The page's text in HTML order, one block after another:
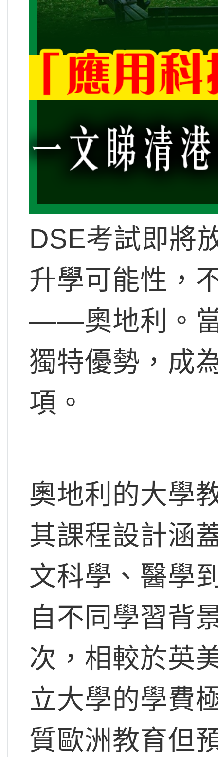
DSE考試即將
升學可能性，
——奧地利。當
獨特優勢，成
項。
奧地利的大學
其課程設計涵
文科學、醫學
自不同學習背
次，相較於英
立大學的學費
質歐洲教育但